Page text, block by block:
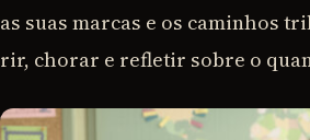
as suas marcas e os caminhos
rir, chorar e refletir sobre o